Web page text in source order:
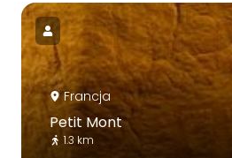
Francja
Petit Mont
1.3 km